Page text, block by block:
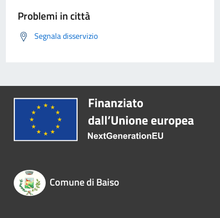
Problemi in città
Segnala disservizio
Comune di Baiso